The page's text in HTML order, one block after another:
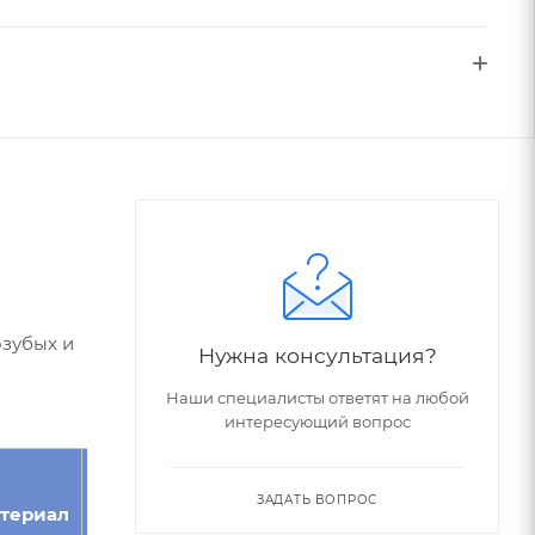
и
Номер
Нужна консультация?
Наши специалисты ответят на любой
интересующий вопрос
ЗАДАТЬ ВОПРОС